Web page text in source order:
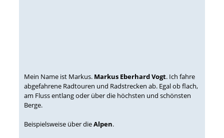
Mein Name ist Markus. Markus Eberhard Vogt. Ich fahre
abgefahrene Radtouren und Radstrecken ab. Egal ob flach,
am Fluss entlang oder über die höchsten und schönsten
Berge.
Beispielsweise über dieAlpen.